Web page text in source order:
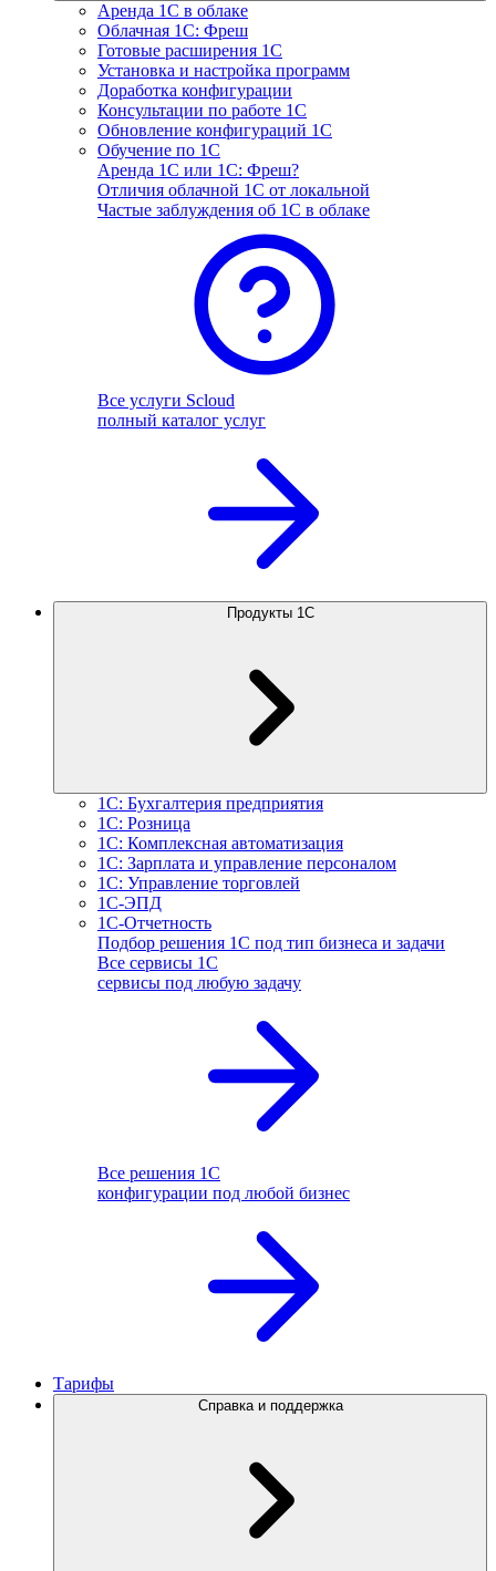
Аренда 1С в облаке
Облачная 1С: Фреш
Готовые расширения 1С
Установка и настройка программ
Доработка конфигурации
Консультации по работе 1С
Обновление конфигураций 1С
Обучение по 1С
Аренда 1С или 1С: Фреш?
Отличия облачной 1С от локальной
Частые заблуждения об 1С в облаке
Все услуги Scloud
полный каталог услуг
Продукты 1С
1С: Бухгалтерия предприятия
1С: Розница
1С: Комплексная автоматизация
1С: Зарплата и управление персоналом
1С: Управление торговлей
1С-ЭПД
1С-Отчетность
Подбор решения 1С под тип бизнеса и задачи
Все сервисы 1С
сервисы под любую задачу
Все решения 1С
конфигурации под любой бизнес
Тарифы
Справка и поддержка